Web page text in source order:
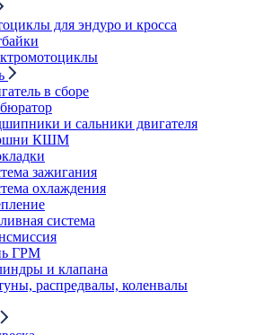
для эндуро и кросса
в сборе
и сальники двигателя
КШМ
зажигания
охлаждения
система
ГРМ
и клапана
распредвалы, коленвалы